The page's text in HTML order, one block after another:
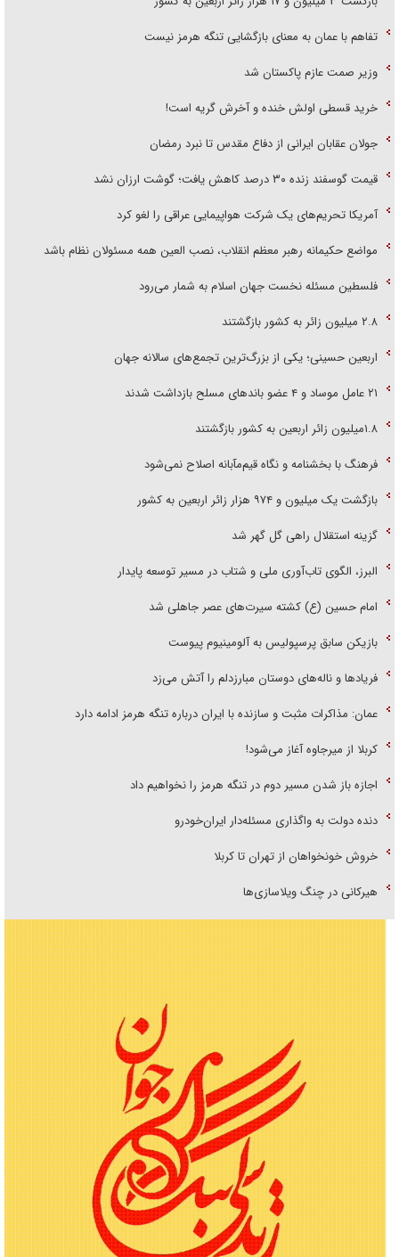
تفاهم با عمان به معنای بازگشایی تنگه هرمز نیست
وزیر صمت عازم پاکستان شد
خرید قسطی اولش خنده و آخرش گریه است!
جولان عقابان ایرانی از دفاع مقدس تا نبرد رمضان
قیمت گوسفند زنده ۳۰ درصد کاهش یافت؛ گوشت ارزان نشد
آمریکا تحریم‌های یک شرکت هواپیمایی عراقی را لغو کرد
مواضع حکیمانه رهبر معظم انقلاب، نصب العین همه مسئولان نظام باشد
فلسطین مسئله نخست جهان اسلام به شمار می‌رود
۲.۸ میلیون زائر به کشور بازگشتند
اربعین حسینی؛ یکی از بزرگ‌ترین تجمع‌های سالانه جهان
۲۱ عامل موساد و ۴ عضو باند‌های مسلح بازداشت شدند
۱.۸میلیون زائر اربعین به کشور بازگشتند
فرهنگ با بخشنامه و نگاه قیم‌مآبانه اصلاح نمی‌شود
بازگشت یک میلیون و ۹۷۴ هزار زائر اربعین به کشور
گزینه استقلال راهی گل گهر شد
البرز، الگوی تاب‌آوری ملی و شتاب در مسیر توسعه پایدار
امام حسین (ع) کشته سیرت‌های عصر جاهلی شد
بازیکن سابق پرسپولیس به آلومینیوم پیوست
فریاد‌ها و ناله‌های دوستان مبارزدلم را آتش می‌زد
عمان: مذاکرات مثبت و سازنده با ایران درباره تنگه هرمز ادامه دارد
کربلا از میرجاوه آغاز می‌شود!
اجازه باز شدن مسیر دوم در تنگه هرمز را نخواهیم داد
دنده دولت به واگذاری مسئله‌دار ایران‌خودرو
خروش خونخواهان از تهران تا کربلا
هیرکانی در چنگ ویلاسازی‌ها